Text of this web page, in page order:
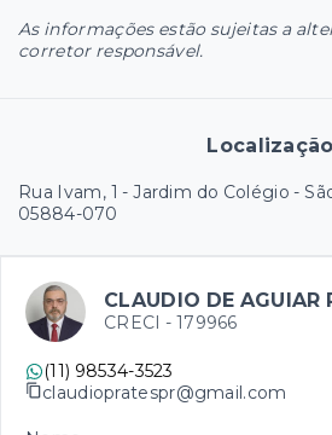
As informações estão sujeitas a
corretor responsável.
Localização
Rua Ivam, 1 - Jardim do Colégio -
05884-070
CLAUDIO DE AGUIAR
CRECI - 179966
(11) 98534-3523
claudiopratespr@gmail.com